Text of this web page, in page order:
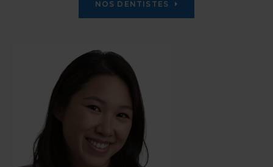
NOS DENTISTES